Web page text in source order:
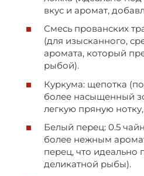
вкус и аромат,
Смесь прованских
(для изысканного,
аромата, который
рыбой).
Куркума: щепотка
более насыщенный
легкую пряную
Белый перец: 0.5
более нежным
перец, что идеально
деликатной рыбы).